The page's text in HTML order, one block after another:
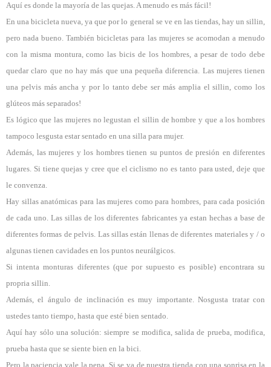
Aquí es donde la mayoría de las quejas. A menudo es más fácil!
En una bicicleta nueva, ya que por lo general se ve en las tiendas, hay un sillin,
pero nada bueno. También bicicletas para las mujeres se acomodan a menudo
con la misma montura, como las bicis de los hombres, a pesar de todo debe
quedar claro que no hay más que una pequeña diferencia. Las mujeres tienen
una pelvis más ancha y por lo tanto debe ser más amplia el sillin, como los
glúteos más separados!
Es lógico que las mujeres no legustan el sillin de hombre y que a los hombres
tampoco lesgusta estar sentado en una silla para mujer.
Además, las mujeres y los hombres tienen su puntos de presión en diferentes
lugares. Si tiene quejas y cree que el ciclismo no es tanto para usted, deje que
le convenza.
Hay sillas anatómicas para las mujeres como para hombres, para cada posición
de cada uno. Las sillas de los diferentes fabricantes ya estan hechas a base de
diferentes formas de pelvis. Las sillas están llenas de diferentes materiales y / o
algunas tienen cavidades en los puntos neurálgicos.
Si intenta monturas diferentes (que por supuesto es posible) encontrara su
propria sillin.
Además, el ángulo de inclinación es muy importante. Nosgusta tratar con
ustedes tanto tiempo, hasta que esté bien sentado.
Aquí hay sólo una solución: siempre se modifica, salida de prueba, modifica,
prueba hasta que se siente bien en la bici.
Pero la paciencia vale la pena. Si se va de nuestra tienda con una sonrisa en la